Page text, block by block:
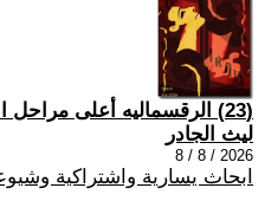
(23) الرقسماليه أعلى مراحل الأمبرياليه... ج١١
ليث الجادر
2026 / 8 / 8
ابحاث يسارية واشتراكية